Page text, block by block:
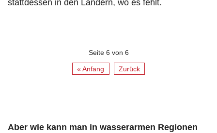
stattdessen in den Ländern, wo es fehlt.
Seite 6 von 6
« Anfang Zurück
Aber wie kann man in wasserarmen Regionen